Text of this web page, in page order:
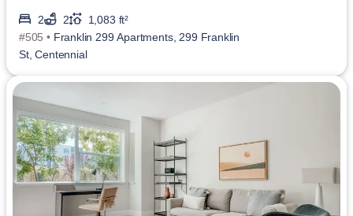
2 2
1,083 ft²
#505 • Franklin 299 Apartments, 299 Franklin
St, Centennial